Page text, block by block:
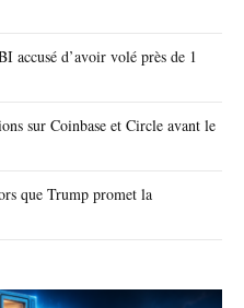
accusé d’avoir volé près de 1
sur Coinbase et Circle avant le
que Trump promet la